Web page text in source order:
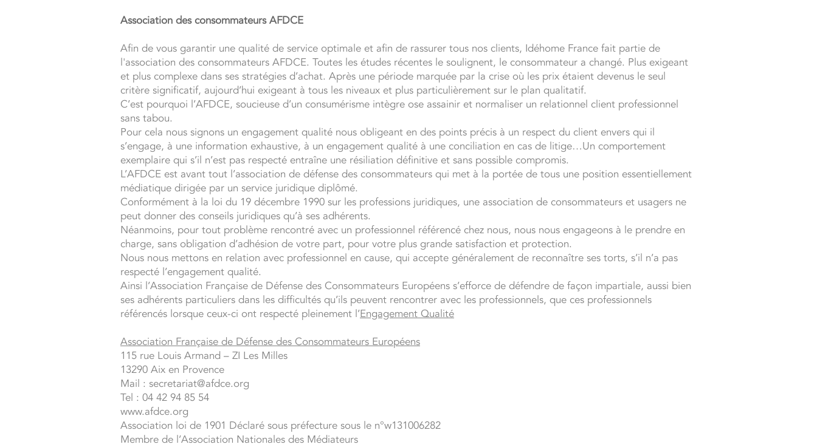
Association des consommateurs AFDCE
Afin de vous garantir une qualité de service optimale et afin de rassurer tous nos clients, Idéhome France fait partie de
l'association des consommateurs AFDCE. Toutes les études récentes le soulignent, le consommateur a changé. Plus exigeant
et plus complexe dans ses stratégies d’achat. Après une période marquée par la crise où les prix étaient devenus le seul
critère significatif, aujourd’hui exigeant à tous les niveaux et plus particulièrement sur le plan qualitatif.
C’est pourquoi l’AFDCE, soucieuse d’un consumérisme intègre ose assainir et normaliser un relationnel client professionnel
sans tabou.
Pour cela nous signons un engagement qualité nous obligeant en des points précis à un respect du client envers qui il
s’engage, à une information exhaustive, à un engagement qualité à une conciliation en cas de litige…Un comportement
exemplaire qui s’il n’est pas respecté entraîne une résiliation définitive et sans possible compromis.
L’AFDCE est avant tout l’association de défense des consommateurs qui met à la portée de tous une position essentiellement
médiatique dirigée par un service juridique diplômé.
Conformément à la loi du 19 décembre 1990 sur les professions juridiques, une association de consommateurs et usagers ne
peut donner des conseils juridiques qu’à ses adhérents.
Néanmoins, pour tout problème rencontré avec un professionnel référencé chez nous, nous nous engageons à le prendre en
charge, sans obligation d’adhésion de votre part, pour votre plus grande satisfaction et protection.
Nous nous mettons en relation avec professionnel en cause, qui accepte généralement de reconnaître ses torts, s’il n’a pas
respecté l’engagement qualité.
Ainsi l’Association Française de Défense des Consommateurs Européens s’efforce de défendre de façon impartiale, aussi bien
ses adhérents particuliers dans les difficultés qu’ils peuvent rencontrer avec les professionnels, que ces professionnels
référencés lorsque ceux-ci ont respecté pleinement l’Engagement Qualité
Association Française de Défense des Consommateurs Européens
115 rue Louis Armand – ZI Les Milles
13290 Aix en Provence
Mail : secretariat@afdce.org
Tel : 04 42 94 85 54
www.afdce.org
Association loi de 1901 Déclaré sous préfecture sous le n°w131006282
Membre de l’Association Nationales des Médiateurs